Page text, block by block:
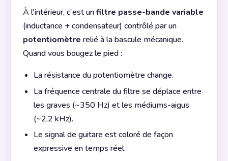
À l'intérieur, c'est unfiltre passe-bande variable
(inductance + condensateur) contrôlé par un
potentiomètre relié à la bascule mécanique.
Quand vous bougez le pied :
La résistance du potentiomètre change.
La fréquence centrale du filtre se déplace entre
les graves (~350 Hz) et les médiums-aigus
(~2,2 kHz).
Le signal de guitare est coloré de façon
expressive en temps réel.